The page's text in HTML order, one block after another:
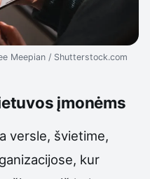
Meepian / Shutterstock.com
įmonėms
versle, švietime,
kur